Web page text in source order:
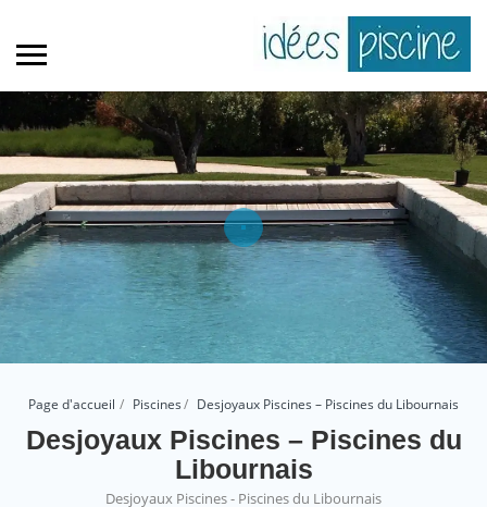
Page d'accueil Piscines Desjoyaux Piscines – Piscines du Libournais
Desjoyaux Piscines – Piscines du
Libournais
Desjoyaux Piscines - Piscines du Libournais